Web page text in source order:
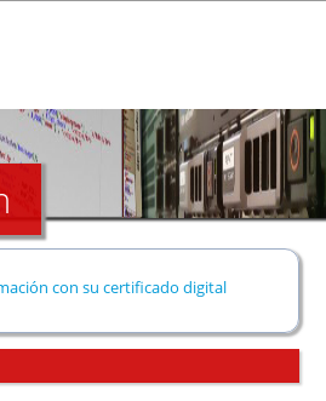
con su certificado digital